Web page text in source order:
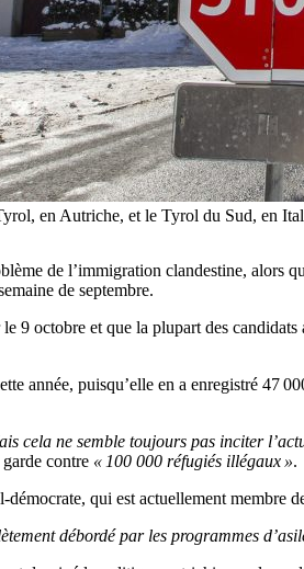
en Autriche, et le Tyrol du Sud,
de l’immigration clandestine, alors
de septembre.
9 octobre et que la plupart des
année, puisqu’elle en a enregistré
cela ne semble toujours pas inciter
contre « 100 000 réfugiés illégaux ».
qui est actuellement membre
débordé par les programmes